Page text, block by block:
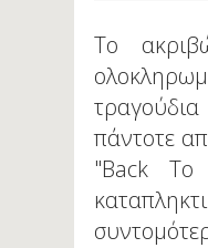
Το
πάντοτε
"Back To